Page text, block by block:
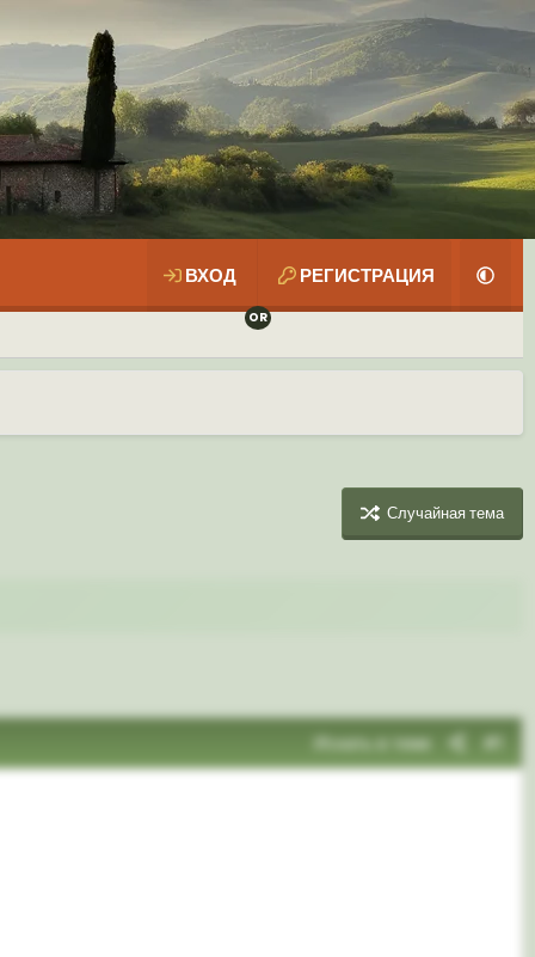
ВХОД РЕГИСТРАЦИЯ
Случайная тема
Искать в теме #1